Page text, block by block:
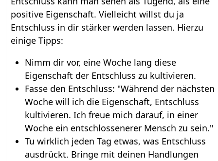
positive Eigenschaft. Vielleicht willst du ja
Entschluss in dir stärker werden lassen. Hierzu
einige Tipps:
Nimm dir vor, eine Woche lang diese
Eigenschaft der Entschluss zu kultivieren.
Fasse den Entschluss: "Während der nächsten
Woche will ich die Eigenschaft, Entschluss
kultivieren. Ich freue mich darauf, in einer
Woche ein entschlossenerer Mensch zu sein."
Tu wirklich jeden Tag etwas, was Entschluss
ausdrückt. Bringe mit deinen Handlungen